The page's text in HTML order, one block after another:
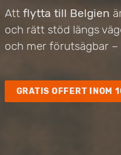
Att flytta till Belgien
och rätt stöd längs
och mer förutsägbar
GRATIS OFFERT INOM